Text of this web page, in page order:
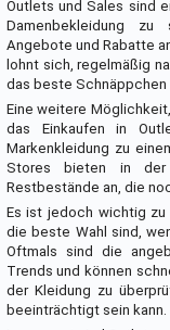
Outlets und Sales sind
Damenbekleidung
Angebote und Rabatte
lohnt sich, regelmäßig
das beste Schnäppchen
Eine weitere
das Einkaufen in
Markenkleidung zu
Stores bieten in der
Restbestände an, die
Es ist jedoch wichtig
die beste Wahl sind,
Oftmals sind die
Trends und können
der Kleidung zu
beeinträchtigt sein kann.